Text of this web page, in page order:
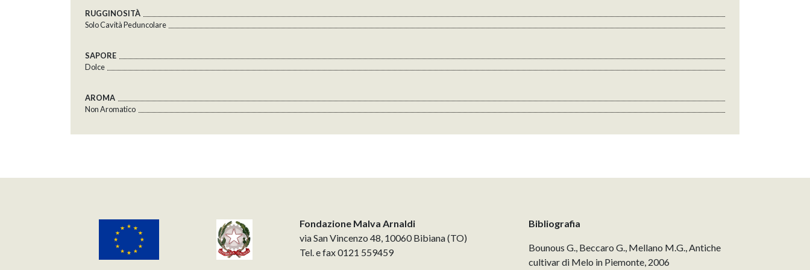
RUGGINOSITÀ
Solo Cavità Peduncolare
SAPORE
Dolce
AROMA
Non Aromatico
Fondazione Malva Arnaldi
via San Vincenzo 48, 10060 Bibiana (TO)
Tel. e fax 0121 559459
Bibliografia
Bounous G., Beccaro G., Mellano M.G., Antiche
cultivar di Melo in Piemonte, 2006